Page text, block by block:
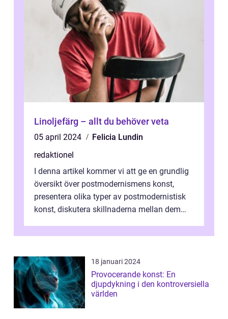
Linoljefärg – allt du behöver veta
05 april 2024
Felicia Lundin
redaktionel
I denna artikel kommer vi att ge en grundlig
översikt över postmodernismens konst,
presentera olika typer av postmodernistisk
konst, diskutera skillnaderna mellan dem
18 januari 2024
Provocerande konst: En
djupdykning i den kontroversiella
världen